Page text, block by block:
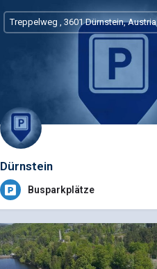
Dürnstein
Treppelweg , 3601 Dürnstein, Austria
Busparkplätze